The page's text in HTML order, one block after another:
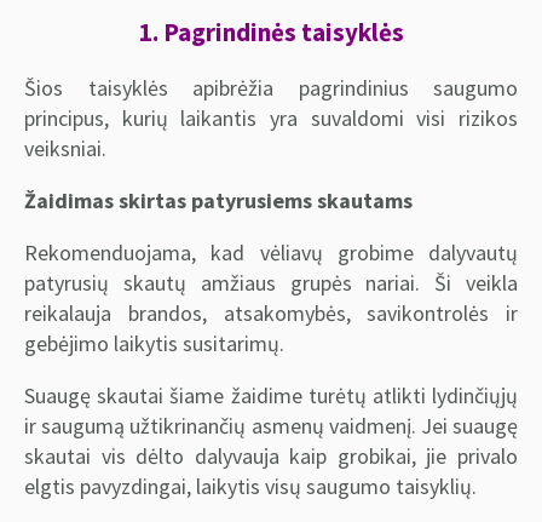
1. Pagrindinės taisyklės
Šios taisyklės apibrėžia pagrindinius saugumo
principus, kurių laikantis yra suvaldomi visi rizikos
veiksniai.
Žaidimas skirtas patyrusiems skautams
Rekomenduojama, kad vėliavų grobime dalyvautų
patyrusių skautų amžiaus grupės nariai. Ši veikla
reikalauja brandos, atsakomybės, savikontrolės ir
gebėjimo laikytis susitarimų.
Suaugę skautai šiame žaidime turėtų atlikti lydinčiųjų
ir saugumą užtikrinančių asmenų vaidmenį. Jei suaugę
skautai vis dėlto dalyvauja kaip grobikai, jie privalo
elgtis pavyzdingai, laikytis visų saugumo taisyklių.